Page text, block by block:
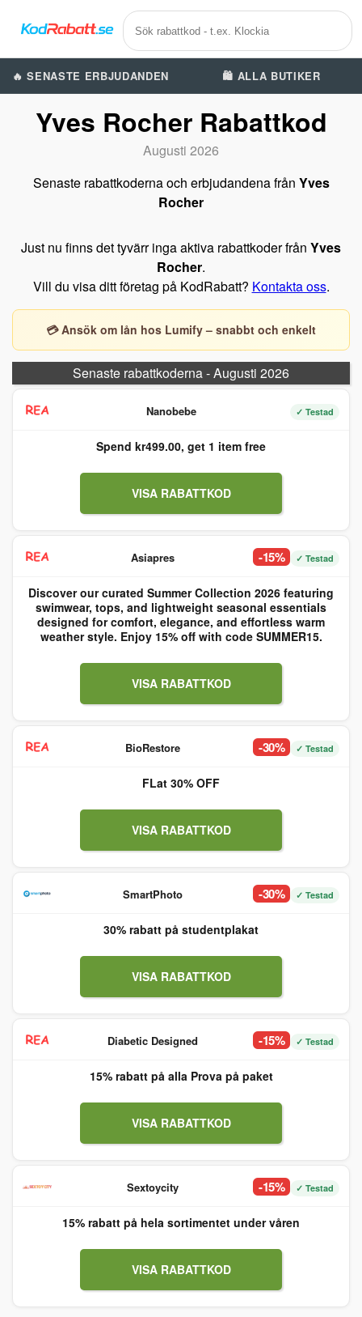
🔥 SENASTE ERBJUDANDEN 🛍️ ALLA BUTIKER
Yves Rocher Rabattkod
Augusti 2026
Senaste rabattkoderna och erbjudandena från Yves
Rocher
Just nu finns det tyvärr inga aktiva rabattkoder från Yves
Rocher.
Vill du visa ditt företag på KodRabatt? Kontakta oss.
💳 Ansök om lån hos Lumify – snabbt och enkelt
Senaste rabattkoderna - Augusti 2026
Nanobebe ✓ Testad
Spend kr499.00, get 1 item free
VISA RABATTKOD
Asiapres -15% ✓ Testad
Discover our curated Summer Collection 2026 featuring
swimwear, tops, and lightweight seasonal essentials
designed for comfort, elegance, and effortless warm
weather style. Enjoy 15% off with code SUMMER15.
VISA RABATTKOD
BioRestore -30% ✓ Testad
FLat 30% OFF
VISA RABATTKOD
SmartPhoto -30% ✓ Testad
30% rabatt på studentplakat
VISA RABATTKOD
Diabetic Designed -15% ✓ Testad
15% rabatt på alla Prova på paket
VISA RABATTKOD
Sextoycity -15% ✓ Testad
15% rabatt på hela sortimentet under våren
VISA RABATTKOD